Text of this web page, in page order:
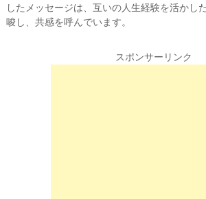
したメッセージは、互いの人生経験を活かし
唆し、共感を呼んでいます。
スポンサーリンク